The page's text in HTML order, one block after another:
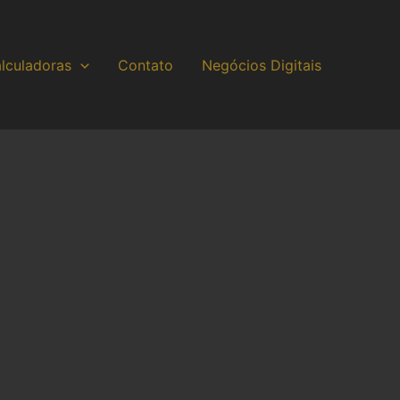
Contato Negócios Digitais